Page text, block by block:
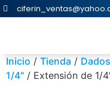
Inicio / Tienda /
1/4" / Extensión de 1/